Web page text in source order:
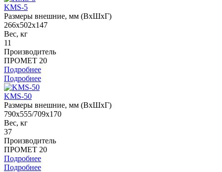
KMS-5
Размеры внешние, мм (ВхШхГ)
266x502x147
Вес, кг
11
Производитель
ПРОМЕТ 20
Подробнее
Подробнее
KMS-50
Размеры внешние, мм (ВхШхГ)
790x555/709x170
Вес, кг
37
Производитель
ПРОМЕТ 20
Подробнее
Подробнее